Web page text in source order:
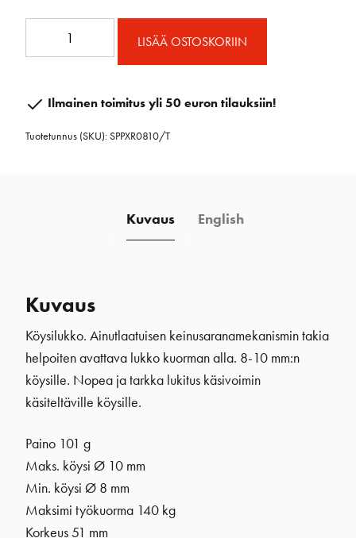
10mm
LISÄÄ OSTOSKORIIN
Ilmainen toimitus yli 50 euron tilauksiin!
Tuotetunnus (SKU):SPPXR0810/T
Kuvaus English
Kuvaus
Köysilukko. Ainutlaatuisen keinusaranamekanismin takia
helpoiten avattava lukko kuorman alla. 8-10 mm:n
köysille. Nopea ja tarkka lukitus käsivoimin
käsiteltäville köysille.
Paino 101 g
Maks. köysi Ø 10 mm
Min. köysi Ø 8 mm
Maksimi työkuorma 140 kg
Korkeus 51 mm